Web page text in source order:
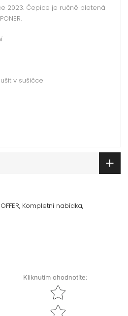
2023. Čepice je ručně pletená
v sušičce
Kompletní nabídka
Kliknutím ohodnotíte:
Star rating